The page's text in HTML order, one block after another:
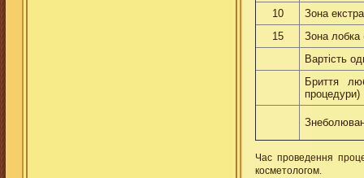
10
Зона
15
Зона
Вартiсть
Бриття
процедури)
Час проведення
косметологом.